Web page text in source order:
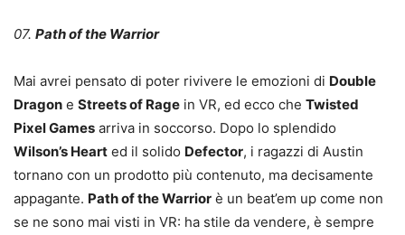
07. Path of the Warrior
Mai avrei pensato di poter rivivere le emozioni di Double
Dragon e Streets of Rage in VR, ed ecco che Twisted
Pixel Games arriva in soccorso. Dopo lo splendido
Wilson’s Heart ed il solido Defector, i ragazzi di Austin
tornano con un prodotto più contenuto, ma decisamente
appagante. Path of the Warrior è un beat’em up come non
se ne sono mai visti in VR: ha stile da vendere, è sempre